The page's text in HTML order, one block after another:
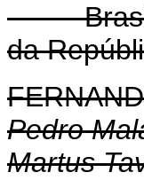
Brasília,
da
Pedro
Martus